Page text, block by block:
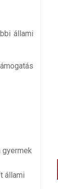
állami
gyermek
állami